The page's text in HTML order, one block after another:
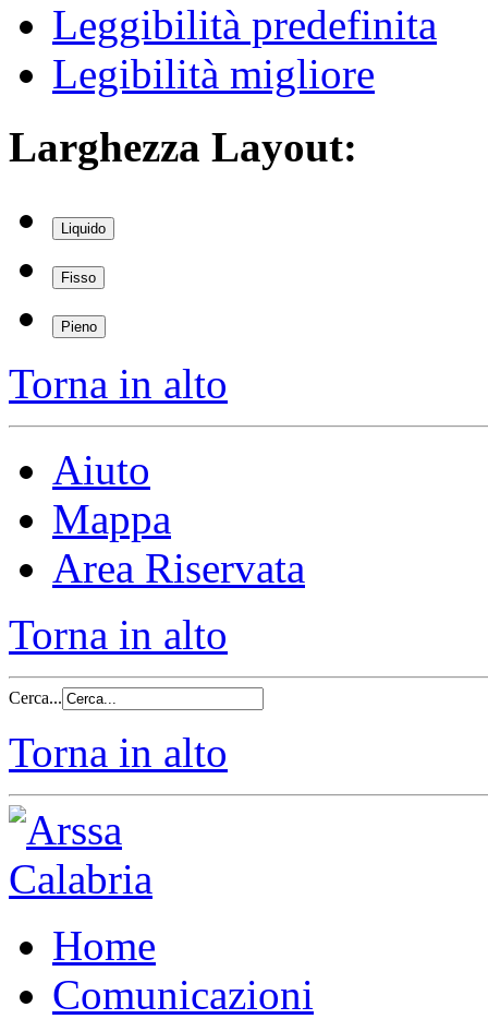
Leggibilità predefinita
Legibilità migliore
Larghezza Layout:
Liquido
Fisso
Pieno
Torna in alto
Aiuto
Mappa
Area Riservata
Torna in alto
Cerca...
Torna in alto
Home
Comunicazioni